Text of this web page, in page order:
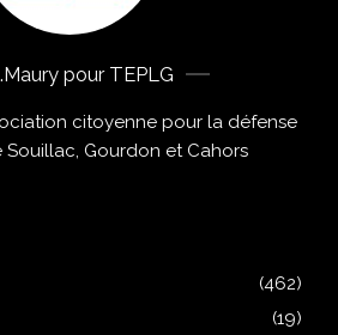
pour TEPLG
citoyenne pour la défense
Souillac, Gourdon et Cahors
(462)
(19)